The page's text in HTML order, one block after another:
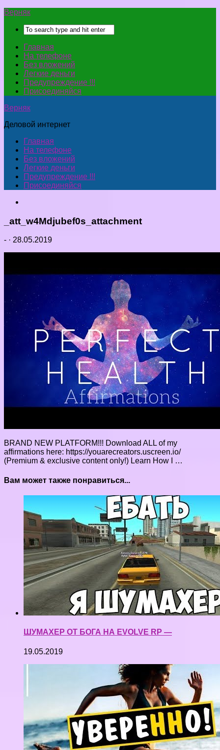
Верняк
Главная
На телефоне
Без вложений
Легкие деньги
Предупреждение !!!
Присоединяйся
Верняк
Деловой интернет
Главная
На телефоне
Без вложений
Легкие деньги
Предупреждение !!!
Присоединяйся
_att_w4Mdjubef0s_attachment
- · 28.05.2019
BRAND NEW PLATFORM!!! Download ALL of my
affirmations here: https://youarecreators.uscreen.io/
(Premium & exclusive content only!) Learn How I …
Вам может также понравиться...
ШУМАХЕР ОТ БОГА НА EVOLVE RP —
19.05.2019